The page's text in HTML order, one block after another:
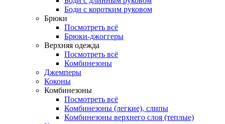
Боди с коротким руковом
Брюки
Посмотреть всё
Брюки-джоггеры
Верхняя одежда
Посмотреть всё
Комбинезоны
Джемперы
Коконы
Комбинезоны
Посмотреть всё
Комбинезоны (легкие), слипы
Комбинезоны верхнего слоя (теплые)